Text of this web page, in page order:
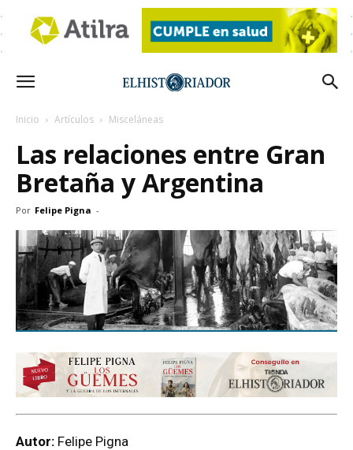
Inicio Artículos Misceláneas
Las relaciones entre Gran
Bretaña y Argentina
Por Felipe Pigna -
Autor: Felipe Pigna